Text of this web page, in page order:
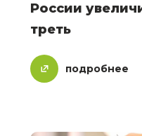
России
треть
подробнее